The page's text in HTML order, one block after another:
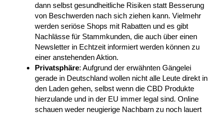
dann selbst gesundheitliche Risiken statt Besserung
von Beschwerden nach sich ziehen kann. Vielmehr
werden seriöse Shops mit Rabatten und es gibt
Nachlässe für Stammkunden, die auch über einen
Newsletter in Echtzeit informiert werden können zu
einer anstehenden Aktion.
Privatsphäre: Aufgrund der erwähnten Gängelei
gerade in Deutschland wollen nicht alle Leute direkt in
den Laden gehen, selbst wenn die CBD Produkte
hierzulande und in der EU immer legal sind. Online
schauen weder neugierige Nachbarn zu noch lauert